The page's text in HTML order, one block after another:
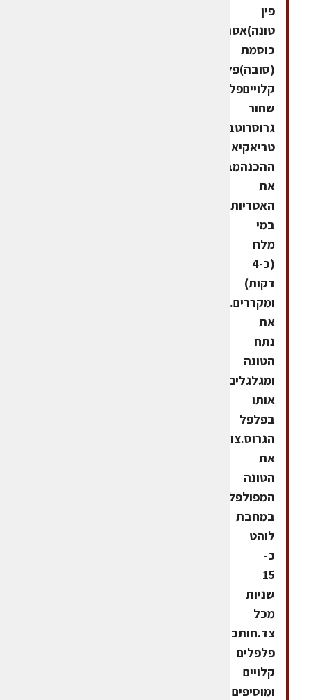
פין
טונה)אטריות
כוסמת
(סובה)פלפלים
קלוייםפלפל
שחור
גרוסרוטב
טריאקיאופן
ההכנהמבשלים
את
האטריות
במי
מלח
(כ-4
דקות)
ומקררים.ממליחים
את
נתח
הטונה
ומגלגלים
אותו
בפלפל
הגרוס.צורבים
את
הטונה
המפולפלת
במחבת
לוהט
כ-
15
שניות
מכל
צד.חותכים
פלפלים
קלויים
ומוסיפים